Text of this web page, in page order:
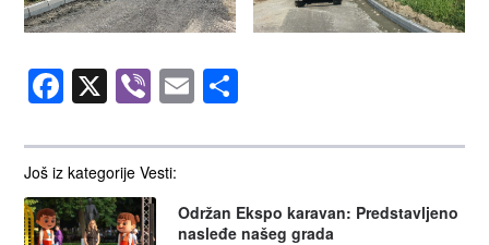
Još iz kategorije Vesti:
Održan Ekspo karavan: Predstavljeno
nasleđe našeg grada
Facebook
X Viber
Email